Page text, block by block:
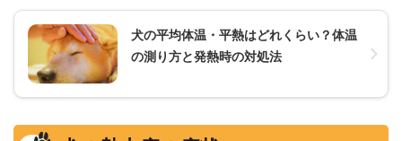
犬の平均体温・平熱はどれくらい？体温
の測り方と発熱時の対処法